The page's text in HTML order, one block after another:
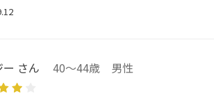
ー さん 40～44歳 男性